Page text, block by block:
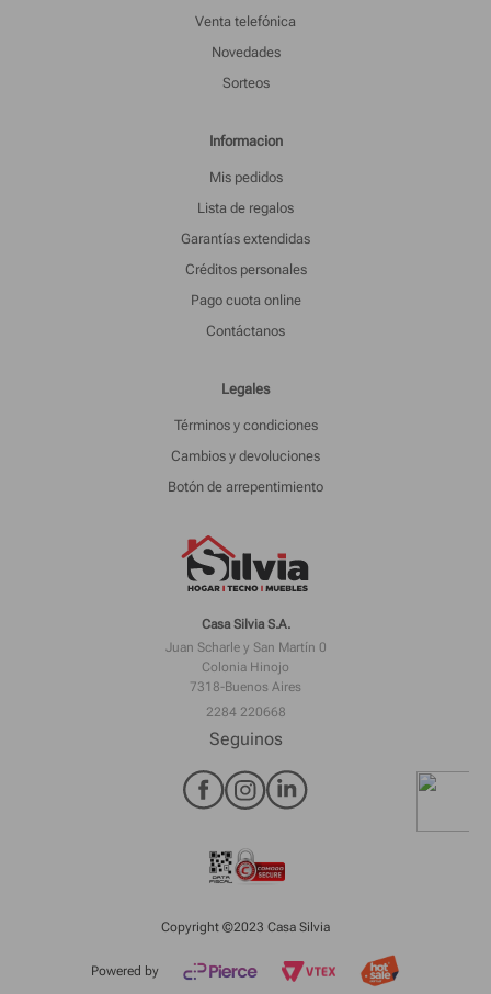
Venta telefónica
Novedades
Sorteos
Informacion
Mis pedidos
Lista de regalos
Garantías extendidas
Créditos personales
Pago cuota online
Contáctanos
Legales
Términos y condiciones
Cambios y devoluciones
Botón de arrepentimiento
Casa Silvia S.A.
Juan Scharle y San Martín 0
Colonia Hinojo
7318-Buenos Aires
2284 220668
Seguinos
Copyright ©2023 Casa Silvia
Powered by